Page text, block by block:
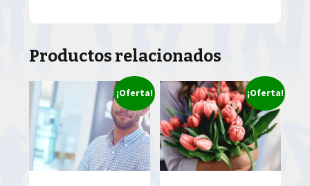
Productos relacionados
¡Oferta! ¡Oferta!